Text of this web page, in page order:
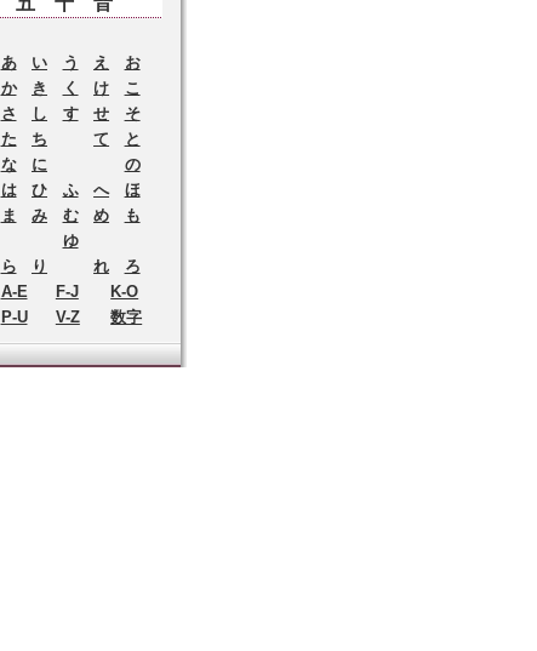
あ い う え
お
か
き く け
こ
さ
し す せ
そ
た
ち て
と
な
に
の
は
ひ ふ へ
ほ
ま
み む め
も
ゆ
ら
り れ
ろ
A-E
F-J
K-O
P-U
V-Z 数字